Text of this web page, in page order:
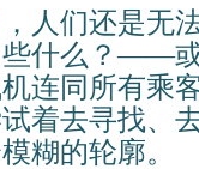
们还是无
些什么？——
连同所有乘
着去寻找、
糊的轮廓。